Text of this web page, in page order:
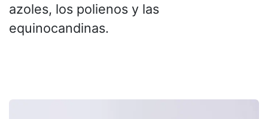
azoles, los polienos y las
equinocandinas.